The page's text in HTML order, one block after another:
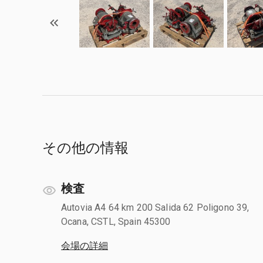
その他の情報
検査
Autovia A4 64 km 200 Salida 62 Poligono 39,
Ocana, CSTL, Spain 45300
会場の詳細